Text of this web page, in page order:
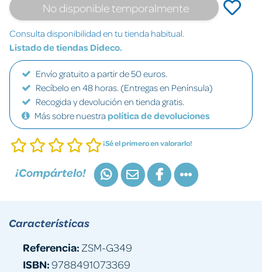
No disponible temporalmente
Consulta disponibilidad en tu tienda habitual.
Listado de tiendas Dideco.
Envío gratuito a partir de 50 euros.
Recíbelo en 48 horas. (Entregas en Península)
Recogida y devolución en tienda gratis.
Más sobre nuestra política de devoluciones
¡Sé el primero en valorarlo!
¡Compártelo!
Características
Referencia: ZSM-G349
ISBN:9788491073369